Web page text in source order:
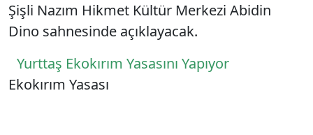
Şişli Nazım Hikmet Kültür Merkezi Abidin
Dino sahnesinde açıklayacak.
Yazı dolaşımı
Yurttaş Ekokırım Yasasını Yapıyor
Ekokırım Yasası